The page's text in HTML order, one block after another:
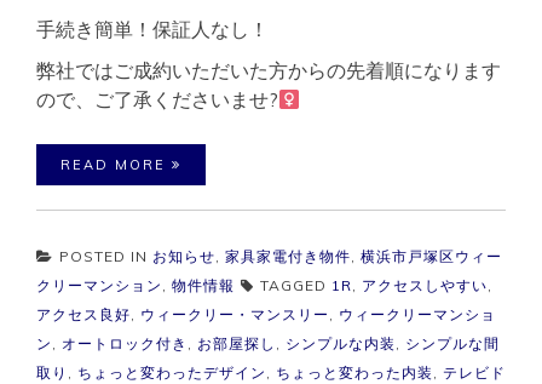
手続き簡単！保証人なし！
弊社ではご成約いただいた方からの先着順になります
ので、ご了承くださいませ?‍
READ MORE
POSTED IN お知らせ, 家具家電付き物件, 横浜市戸塚区ウィー
クリーマンション , 物件情報 TAGGED 1R, アクセスしやすい,
アクセス良好, ウィークリー・マンスリー , ウィークリーマンショ
ン , オートロック付き , お部屋探し , シンプルな内装 , シンプルな間
取り , ちょっと変わったデザイン , ちょっと変わった内装 , テレビド